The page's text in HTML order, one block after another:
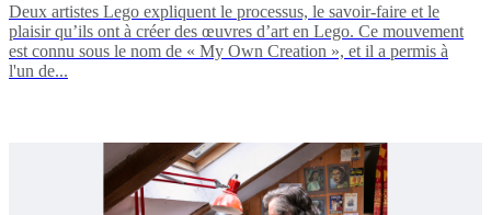
Deux artistes Lego expliquent le processus, le savoir-faire et le
plaisir qu’ils ont à créer des œuvres d’art en Lego. Ce mouvement
est connu sous le nom de « My Own Creation », et il a permis à
l'un de...